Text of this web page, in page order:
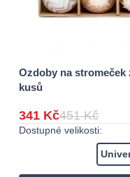
Ozdoby na stromeček
kusů
341 Kč451 Kč
Dostupné velikosti: